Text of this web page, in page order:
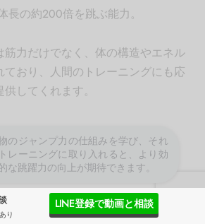
長の約200倍を跳ぶ能力。
筋力だけでなく、体の構造やエネル
ており、人間のトレーニングにも応
してくれます。
のジャンプ力の仕組みを学び、それ
レーニングに取り入れると、より効
な跳躍力の向上が期待できます。
り
LINE登録で動画と相談